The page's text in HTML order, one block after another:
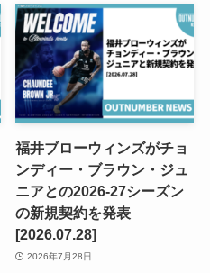
福井ブローウィンズがチョ
ンディー・ブラウン・ジュ
ニアとの2026-27シーズン
の新規契約を発表
[2026.07.28]
2026年7月28日